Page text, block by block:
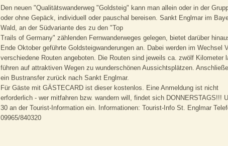
Den neuen "Qualitätswanderweg "Goldsteig" kann man allein oder in der
oder ohne Gepäck, individuell oder pauschal bereisen. Sankt Englmar im
Wald, an der Südvariante des zu den "Top
Trails of Germany" zählenden Fernwanderweges gelegen, bietet darüber
Ende Oktober geführte Goldsteigwanderungen an. Dabei werden im Wechsel
verschiedene Routen angeboten. Die Routen sind jeweils ca. zwölf Kilometer
führen auf attraktiven Wegen zu wunderschönen Aussichtsplätzen.
ein Bustransfer zurück nach Sankt Englmar.
Für Gäste mit GÄSTECARD ist dieser kostenlos. Eine Anmeldung ist nicht
erforderlich - wer mitfahren bzw. wandern will, findet sich DONNERSTAGS!!!
30 an der Tourist-Information ein. Informationen: Tourist-Info St. Englmar
09965/840320